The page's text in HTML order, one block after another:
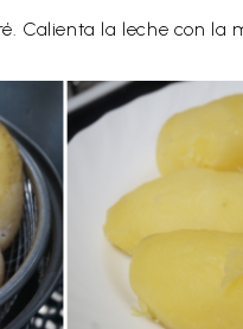
Calienta la